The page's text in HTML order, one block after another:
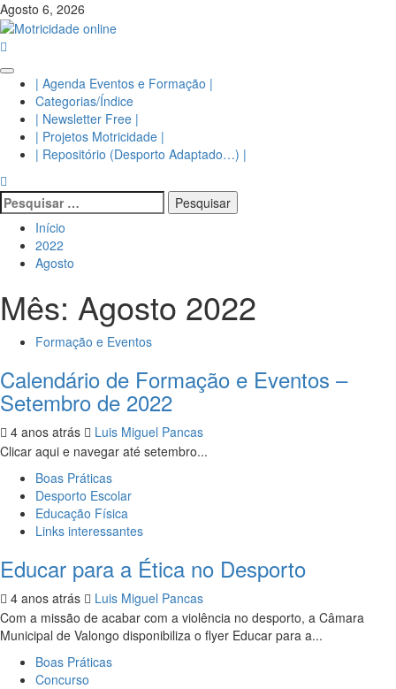
Avançar
para
o
Agosto 6, 2026
Menu
principal
| Agenda Eventos e Formação |
Categorias/Índice
| Newsletter Free |
| Projetos Motricidade |
| Repositório (Desporto Adaptado…) |
Pesquisar
por:
Início
2022
Agosto
Mês: Agosto 2022
Formação e Eventos
Calendário de Formação e Eventos –
Setembro de 2022
4 anos atrás
Luis Miguel Pancas
Clicar aqui e navegar até setembro...
Boas Práticas
Desporto Escolar
Educação Física
Links interessantes
Educar para a Ética no Desporto
4 anos atrás
Luis Miguel Pancas
Com a missão de acabar com a violência no desporto, a Câmara
Municipal de Valongo disponibiliza o flyer Educar para a...
Boas Práticas
Concurso